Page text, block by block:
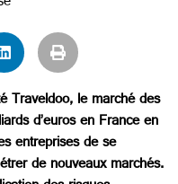
Traveldoo, le marché des
d’euros en France en
entreprises de se
de nouveaux marchés.